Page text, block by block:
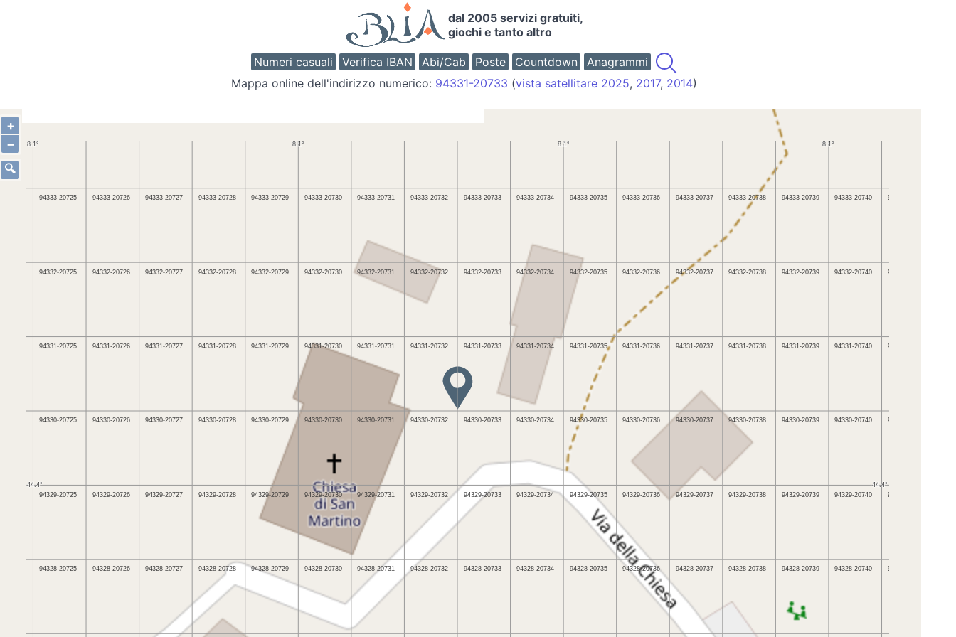
dal 2005 servizi gratuiti,
giochi e tanto altro
Numeri casuali Verifica IBAN Abi/Cab Poste Countdown
Anagrammi
Mappa online dell'indirizzo numerico: 94331-20733 (vista satellitare 2025, 2017, 2014)
+
−